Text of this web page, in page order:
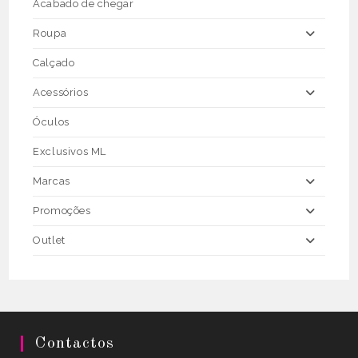
Acabado de chegar
Roupa
Calçado
Acessórios
Óculos
Exclusivos ML
Marcas
Promoções
Outlet
Contactos